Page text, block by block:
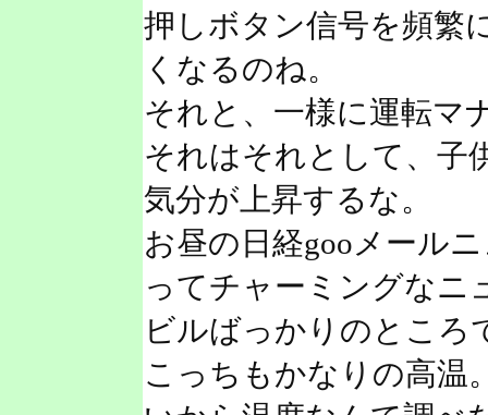
押しボタン信号を頻
くなるのね。
それと、一様に運転マ
それはそれとして、子
気分が上昇するな。
お昼の日経gooメール
ってチャーミングなニ
ビルばっかりのところ
こっちもかなりの高